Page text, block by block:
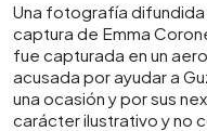
Una fotografía difundida
captura de Emma
fue capturada en un
acusada por ayudar a
una ocasión y por sus
carácter ilustrativo y no